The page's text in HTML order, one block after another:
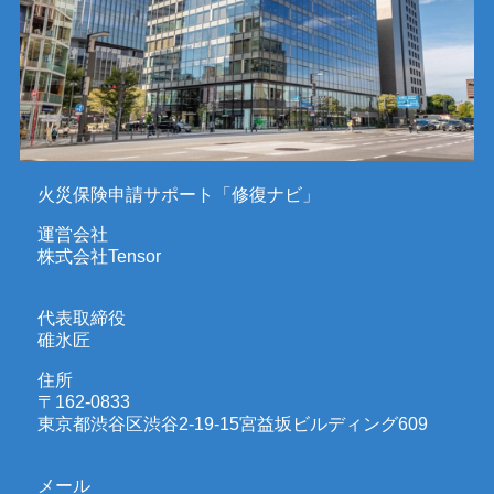
火災保険申請サポート「修復ナビ」
運営会社
株式会社Tensor
代表取締役
碓氷匠
住所
〒162-0833
東京都渋谷区渋谷2-19-15宮益坂ビルディング609
メール